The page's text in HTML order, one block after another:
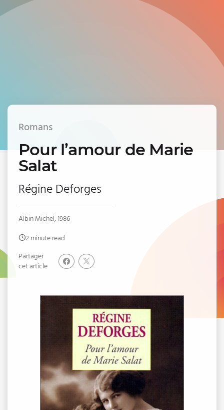
Romans
Pour l’amour de Marie
Salat
Régine Deforges
Albin Michel, 1986
2 minute read
Partager
cet article